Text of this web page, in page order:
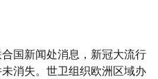
合国新闻处消息，新冠大流行
消失。世卫组织欧洲区域办